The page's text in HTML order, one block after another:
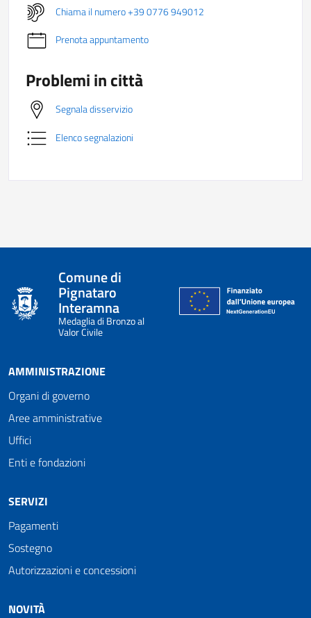
Chiama il numero +39 0776 949012
Prenota appuntamento
Problemi in città
Segnala disservizio
Elenco segnalazioni
Comune di
Pignataro
Interamna
Medaglia di Bronzo al
Valor Civile
AMMINISTRAZIONE
Organi di governo
Aree amministrative
Uffici
Enti e fondazioni
SERVIZI
Pagamenti
Sostegno
Autorizzazioni e concessioni
NOVITÀ